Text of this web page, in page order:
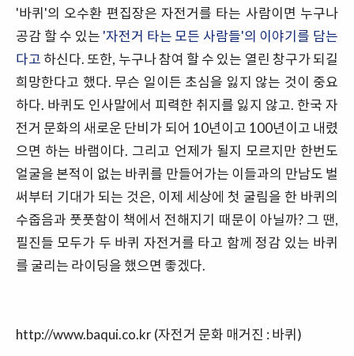
'바퀴'의 오수환 편집장은 자전거를 타는 사람이면 누구나
공감 할 수 있는 '자전거 타는 모든 사람들'의 이야기를 담는
다고 하신다. 또한, 누구나 참여 할 수 있는 열린 창구가 되길
희망한다고 했다. 무슨 일이든 초심을 잃지 않는 것이 중요
하다. 바퀴도 인사말에서 피력한 취지를 잃지 않고. 한국 자
전거 문화의 새로운 단비가 되어 10년이고 100년이고 내렸
으면 하는 바램이다. 그리고 언제가 될지 모르지만 한번도
얼굴을 본적이 없는 바퀴를 만들어가는 이들과의 만남도 벌
써부터 기대가 되는 것은, 이제 세상에 첫 굴림을 한 바퀴의
수줍음과 풋풋함이 책에서 전해지기 때문이 아닐까? 그 땐,
필진들 모두가 두 바퀴 자전거를 타고 함께 정감 있는 바퀴
를 굴리는 라이딩을 했으면 좋겠다.
http://www.baqui.co.kr(자전거 문화 매거진 : 바퀴)